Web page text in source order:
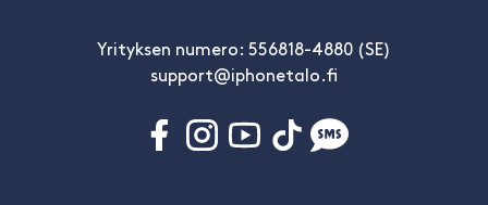
Yrityksen numero: 556818-4880 (SE)
support@iphonetalo.fi